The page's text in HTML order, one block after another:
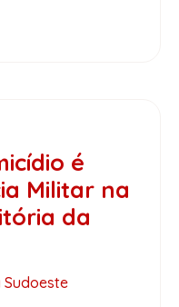
é
Militar na
da
Sudoeste